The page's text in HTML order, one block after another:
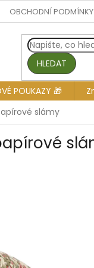
OBCHODNÍ PODMÍNKY
HLEDAT
POUKAZY 🎁
slámy